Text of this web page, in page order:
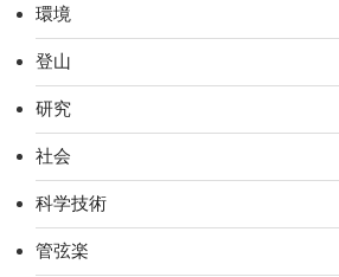
環境
登山
研究
社会
科学技術
管弦楽